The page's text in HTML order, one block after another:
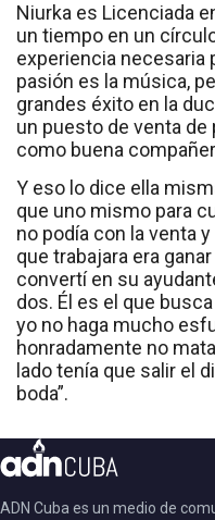
Niurka es Licenciada
un tiempo en un
experiencia necesaria
pasión es la música,
grandes éxito en la
un puesto de venta
como buena
Y eso lo dice ella
que uno mismo para
no podía con la venta
que trabajara era
convertí en su
dos. Él es el que
yo no haga mucho
honradamente no
lado tenía que salir el
boda”.
ADN Cuba es un medio de